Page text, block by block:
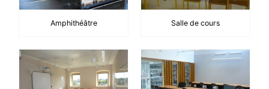
Amphithéâtre Salle de cours